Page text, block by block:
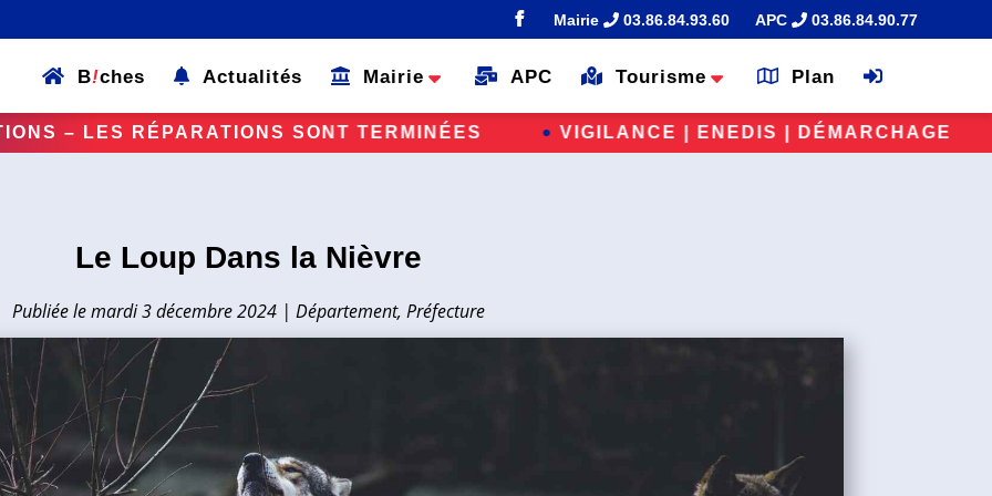
Mairie 03.86.84.93.60 APC 03.86.84.90.77
B!ches Actualités Mairie APC Tourisme Plan
SONT TERMINÉES VIGILANCE | ENEDIS | DÉMARCHAGE FRAUDULEUX
Le Loup Dans la Nièvre
mardi 3 décembre 2024| Département, Préfecture